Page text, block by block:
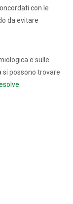
con le
da evitare
e sulle
possono trovare